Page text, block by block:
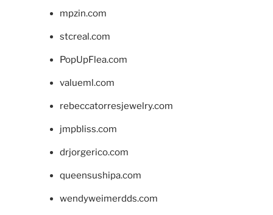
mpzin.com
stcreal.com
PopUpFlea.com
valueml.com
rebeccatorresjewelry.com
jmpbliss.com
drjorgerico.com
queensushipa.com
wendyweimerdds.com